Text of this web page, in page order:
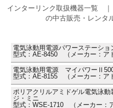
インターリンク取扱機器一覧
の中古販売・レンタ
電気泳動用電源パワーステーシ
型式：AE-8450 （メーカー：ア
電気泳動用電源 マイパワー
型式：AE-8155 （メーカー：ア
ポリアクリルアミドゲル電気泳
ジ・ミニ
型式：WSE-1710 （メーカー：